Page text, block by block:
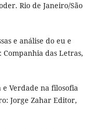
Rio de Janeiro/São
e análise do eu e
Companhia das Letras,
e Verdade na filosofia
Jorge Zahar Editor,